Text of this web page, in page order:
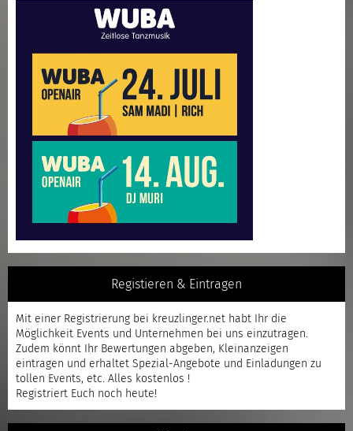
Registieren & Eintragen
Mit einer Registrierung bei kreuzlinger.net habt Ihr die
Möglichkeit Events und Unternehmen bei uns einzutragen.
Zudem könnt Ihr Bewertungen abgeben, Kleinanzeigen
eintragen und erhaltet Spezial-Angebote und Einladungen zu
tollen Events, etc. Alles kostenlos !
Registriert Euch noch heute!